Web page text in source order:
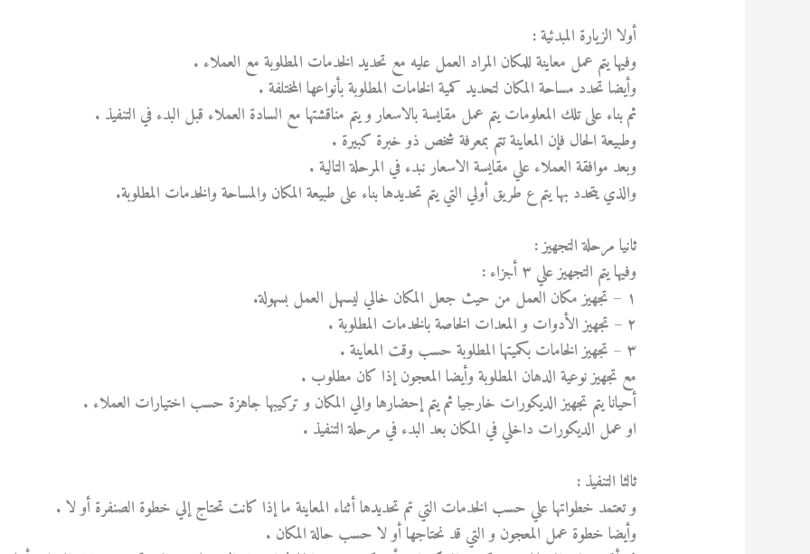
أولا الزيارة المبدئية :
وفيها يتم عمل معاينة للمكان المراد العمل عليه مع تحديد الخدمات المطلوبة مع العملاء .
وأيضا تحدد مساحة المكان لتحديد كمية الخامات المطلوبة بأنواعها المختلفة .
ثم بناء على تلك المعلومات يتم عمل مقايسة بالاسعار و يتم مناقشتها مع السادة العملاء قبل البدء في التنفيذ .
وطبيعة الحال فإن المعاينة تتم بمعرفة شخص ذو خبرة كبيرة .
وبعد موافقة العملاء علي مقايسة الاسعار نبدء في المرحلة التالية .
والذي يتحدد بها يتم ع طريق أولي التي يتم تحديدها بناء على طبيعة المكان والمساحة والخدمات المطلوبة.
ثانيا مرحلة التجهيز :
وفيها يتم التجهيز علي ٣ أجزاء :
١ – تجهيز مكان العمل من حيث جعل المكان خالي ليسهل العمل بسهولة.
٢ – تجهيز الأدوات و المعدات الخاصة بالخدمات المطلوبة .
٣ – تجهيز الخامات بكميتها المطلوبة حسب وقت المعاينة .
مع تجهيز نوعية الدهان المطلوبة وأيضا المعجون إذا كان مطلوب .
أحيانا يتم تجهيز الديكورات خارجيا ثم يتم إحضارها والي المكان و تركيبها جاهزة حسب اختيارات العملاء .
او عمل الديكورات داخلي في المكان بعد البدء في مرحلة التنفيذ .
ثالثا التنفيذ :
و تعتمد خطواتها علي حسب الخدمات التي تم تحديدها أثناء المعاينة ما إذا كانت تحتاج إلي خطوة الصنفرة أو لا .
وأيضا خطوة عمل المعجون و التي قد نحتاجها أو لا حسب حالة المكان .